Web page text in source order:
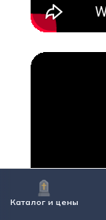
Каталог и цены